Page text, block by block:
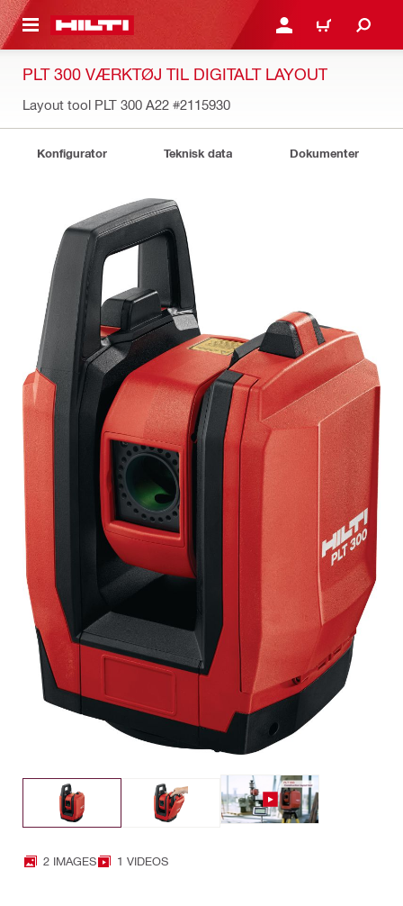
HOVEDINDHOLD LOG IND ELLER
INDKØBSKURV
PLT 300 VÆRKTØJ TIL DIGITALT LAYOUT
Layout tool PLT 300 A22 #2115930
Konfigurator Teknisk data Dokumenter
2 IMAGES 1 VIDEOS